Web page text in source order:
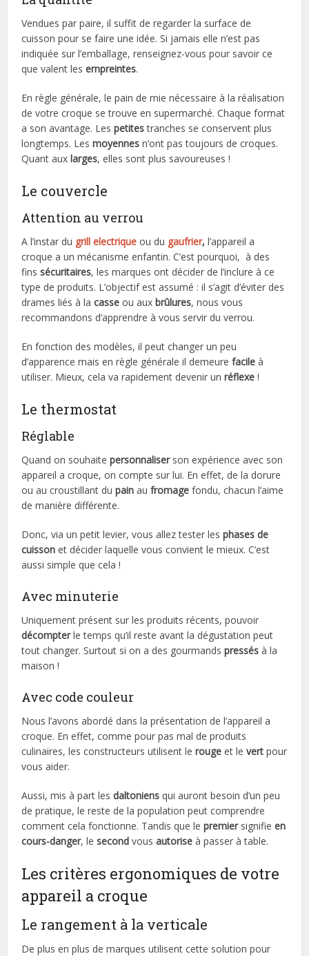
Vendues par paire, il suffit de regarder la surface de
cuisson pour se faire une idée. Si jamais elle n’est pas
indiquée sur l’emballage, renseignez-vous pour savoir ce
que valent lesempreintes.
En règle générale, le pain de mie nécessaire à la réalisation
de votre croque se trouve en supermarché. Chaque format
a son avantage. Lespetitestranches se conservent plus
longtemps. Lesmoyennes n’ont pas toujours de croques.
Quant auxlarges, elles sont plus savoureuses !
Le couvercle
Attention au verrou
A l’instar du grill electriqueou du gaufrier, l’appareil a
croque a un mécanisme enfantin. C’est pourquoi, à des
finssécuritaires, les marques ont décider de l’inclure à ce
type de produits. L’objectif est assumé : il s’agit d’éviter des
drames liés à lacasse ou auxbrûlures, nous vous
recommandons d’apprendre à vous servir du verrou.
En fonction des modèles, il peut changer un peu
d’apparence mais en règle générale il demeurefacile à
utiliser. Mieux, cela va rapidement devenir unréflexe !
Le thermostat
Réglable
Quand on souhaitepersonnaliserson expérience avec son
appareil a croque, on compte sur lui. En effet, de la dorure
ou au croustillant dupain aufromage fondu, chacun l’aime
de manière différente.
Donc, via un petit levier, vous allez tester lesphases de
cuisson et décider laquelle vous convient le mieux. C’est
aussi simple que cela !
Avec minuterie
Uniquement présent sur les produits récents, pouvoir
décompterle temps qu’il reste avant la dégustation peut
tout changer. Surtout si on a des gourmandspressés à la
maison !
Avec code couleur
Nous l’avons abordé dans la présentation de l’appareil a
croque. En effet, comme pour pas mal de produits
culinaires, les constructeurs utilisent lerouge et levert pour
vous aider.
Aussi, mis à part lesdaltoniens qui auront besoin d’un peu
de pratique, le reste de la population peut comprendre
comment cela fonctionne. Tandis que lepremiersignifieen
cours-danger, lesecond vousautorise à passer à table.
Les critères ergonomiques de votre
appareil a croque
Le rangement à la verticale
De plus en plus de marques utilisent cette solution pour